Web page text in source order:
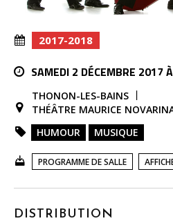
2017-2018
SAMEDI 2 DÉCEMBRE 2017
THONON-LES-BAINS
THÉÂTRE MAURICE
HUMOUR
MUSIQUE
PROGRAMME DE SALLE
DISTRIBUTION